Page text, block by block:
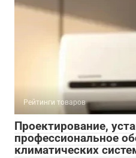
Рейтинги товаров
Проектирование,
профессиональное
климатических